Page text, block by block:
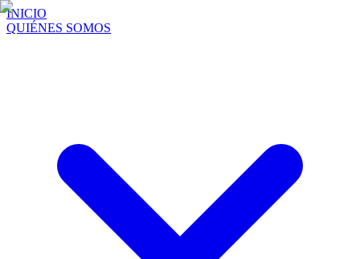
INICIO
QUIÉNES SOMOS